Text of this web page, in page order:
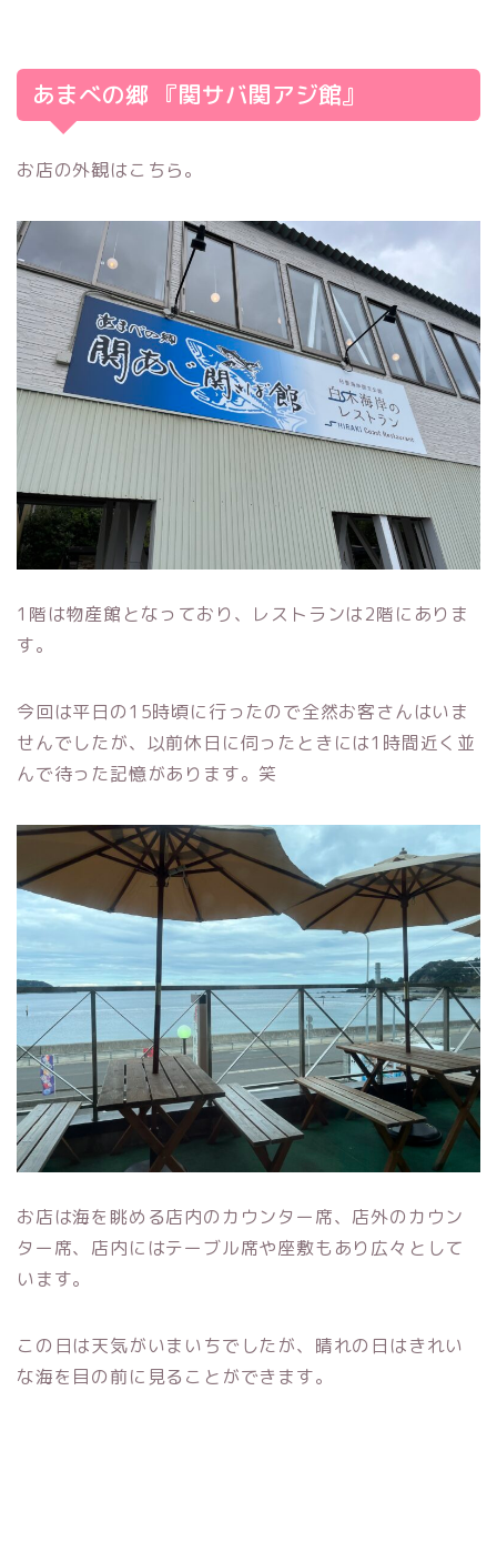
あまべの郷 『関サバ関アジ館』
お店の外観はこちら。
1階は物産館となっており、レストランは2階にありま
す。
今回は平日の15時頃に行ったので全然お客さんはいま
せんでしたが、以前休日に伺ったときには1時間近く並
んで待った記憶があります。笑
お店は海を眺める店内のカウンター席、店外のカウン
ター席、店内にはテーブル席や座敷もあり広々として
います。
この日は天気がいまいちでしたが、晴れの日はきれい
な海を目の前に見ることができます。